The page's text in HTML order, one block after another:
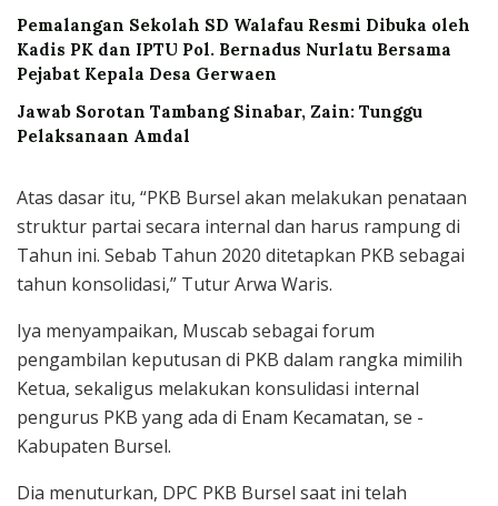
Pemalangan Sekolah SD Walafau Resmi Dibuka oleh
Kadis PK dan IPTU Pol. Bernadus Nurlatu Bersama
Pejabat Kepala Desa Gerwaen
Jawab Sorotan Tambang Sinabar, Zain: Tunggu
Pelaksanaan Amdal
Atas dasar itu, “PKB Bursel akan melakukan penataan
struktur partai secara internal dan harus rampung di
Tahun ini. Sebab Tahun 2020 ditetapkan PKB sebagai
tahun konsolidasi,” Tutur Arwa Waris.
Iya menyampaikan, Muscab sebagai forum
pengambilan keputusan di PKB dalam rangka mimilih
Ketua, sekaligus melakukan konsulidasi internal
pengurus PKB yang ada di Enam Kecamatan, se -
Kabupaten Bursel.
Dia menuturkan, DPC PKB Bursel saat ini telah